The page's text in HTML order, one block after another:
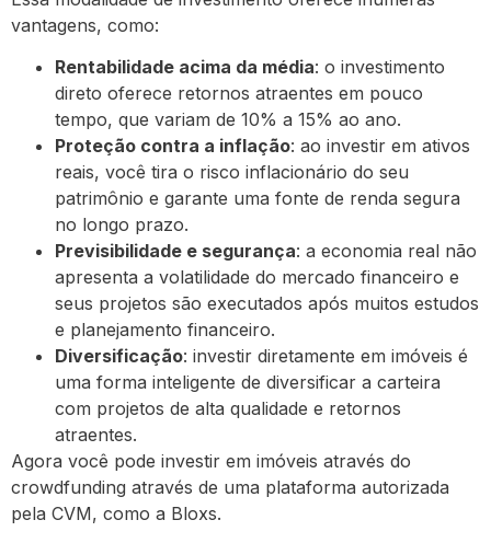
vantagens, como:
Rentabilidade acima da média: o investimento
direto oferece retornos atraentes em pouco
tempo, que variam de 10% a 15% ao ano.
Proteção contra a inflação: ao investir em ativos
reais, você tira o risco inflacionário do seu
patrimônio e garante uma fonte de renda segura
no longo prazo.
Previsibilidade e segurança: a economia real não
apresenta a volatilidade do mercado financeiro e
seus projetos são executados após muitos estudos
e planejamento financeiro.
Diversificação: investir diretamente em imóveis é
uma forma inteligente de diversificar a carteira
com projetos de alta qualidade e retornos
atraentes.
Agora você pode investir em imóveis através do
crowdfunding através de uma plataforma autorizada
pela CVM, como a Bloxs.